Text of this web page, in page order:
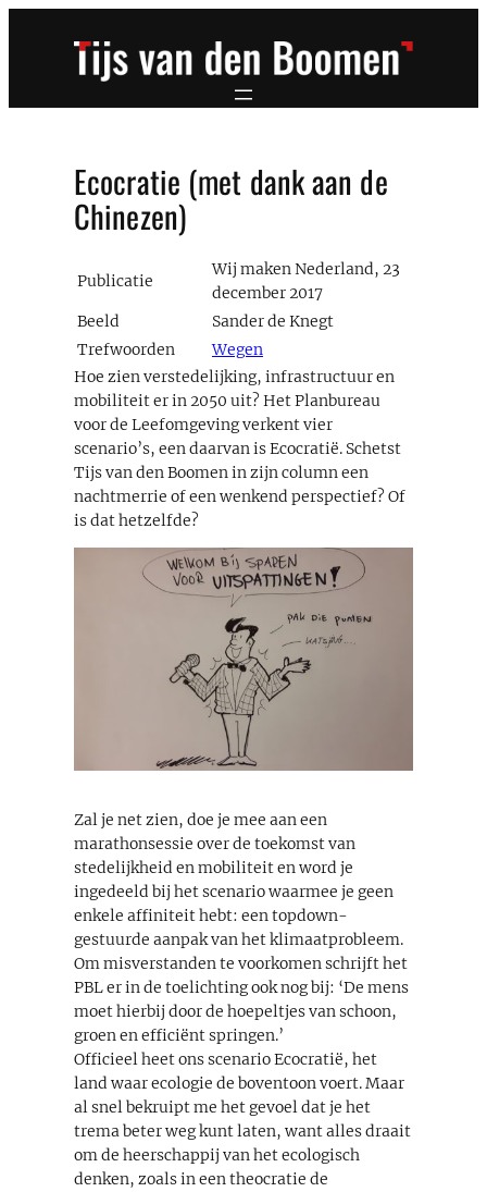
Ecocratie (met dank aan de
Chinezen)
Publicatie
Wij maken Nederland, 23
december 2017
Beeld
Sander de Knegt
Trefwoorden
Wegen
Hoe zien verstedelijking, infrastructuur en
mobiliteit er in 2050 uit? Het Planbureau
voor de Leefomgeving verkent vier
scenario’s, een daarvan is Ecocratië. Schetst
Tijs van den Boomen in zijn column een
nachtmerrie of een wenkend perspectief? Of
is dat hetzelfde?
Zal je net zien, doe je mee aan een
marathonsessie over de toekomst van
stedelijkheid en mobiliteit en word je
ingedeeld bij het scenario waarmee je geen
enkele affiniteit hebt: een topdown-
gestuurde aanpak van het klimaatprobleem.
Om misverstanden te voorkomen schrijft het
PBL er in de toelichting ook nog bij: ‘De mens
moet hierbij door de hoepeltjes van schoon,
groen en efficiënt springen.’
Officieel heet ons scenario Ecocratië, het
land waar ecologie de boventoon voert. Maar
al snel bekruipt me het gevoel dat je het
trema beter weg kunt laten, want alles draait
om de heerschappij van het ecologisch
denken, zoals in een theocratie de